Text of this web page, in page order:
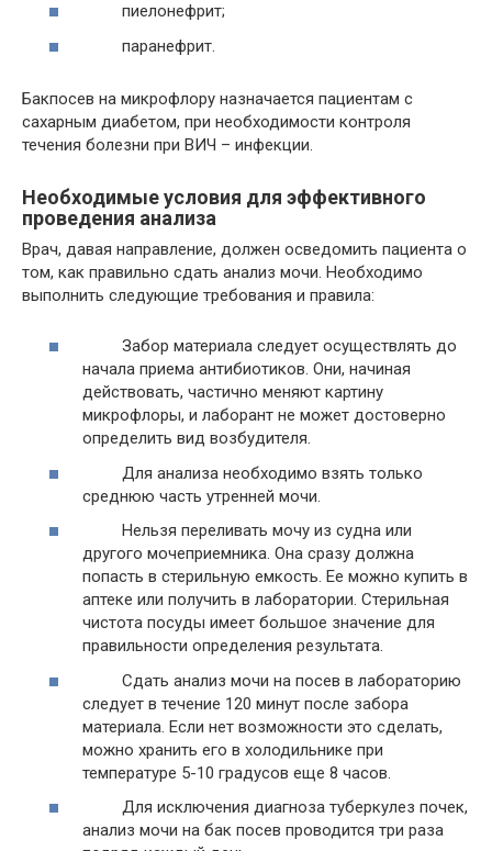
пиелонефрит;
паранефрит.
Бакпосев на микрофлору назначается пациентам с
сахарным диабетом, при необходимости контроля
течения болезни при ВИЧ – инфекции.
Необходимые условия для эффективного
проведения анализа
Врач, давая направление, должен осведомить пациента о
том, как правильно сдать анализ мочи. Необходимо
выполнить следующие требования и правила:
Забор материала следует осуществлять до
начала приема антибиотиков. Они, начиная
действовать, частично меняют картину
микрофлоры, и лаборант не может достоверно
определить вид возбудителя.
Для анализа необходимо взять только
среднюю часть утренней мочи.
Нельзя переливать мочу из судна или
другого мочеприемника. Она сразу должна
попасть в стерильную емкость. Ее можно купить в
аптеке или получить в лаборатории. Стерильная
чистота посуды имеет большое значение для
правильности определения результата.
Сдать анализ мочи на посев в лабораторию
следует в течение 120 минут после забора
материала. Если нет возможности это сделать,
можно хранить его в холодильнике при
температуре 5-10 градусов еще 8 часов.
Для исключения диагноза туберкулез почек,
анализ мочи на бак посев проводится три раза